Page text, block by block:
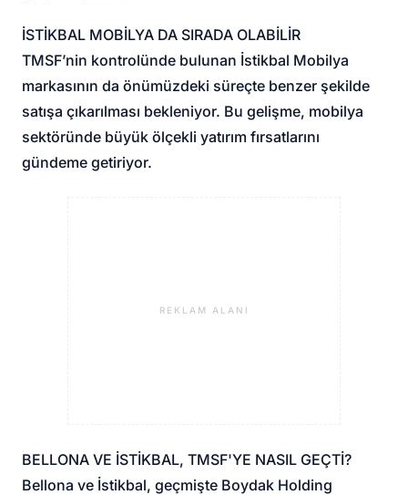
İSTİKBAL MOBİLYA DA SIRADA OLABİLİR
TMSF’nin kontrolünde bulunan İstikbal Mobilya
markasının da önümüzdeki süreçte benzer şekilde
satışa çıkarılması bekleniyor. Bu gelişme, mobilya
sektöründe büyük ölçekli yatırım fırsatlarını
gündeme getiriyor.
REKLAM ALANI
BELLONA VE İSTİKBAL, TMSF'YE NASIL GEÇTİ?
Bellona ve İstikbal, geçmişte Boydak Holding